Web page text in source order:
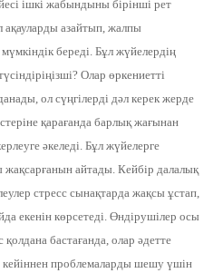
ішкі жабындыны бірінші рет
ақауларды азайтып, жалпы
береді. Бұл жүйелердің
Олар өркениетті
ол сүңгілерді дәл керек жерде
қарағанда барлық жағынан
әкеледі. Бұл жүйелерге
жақсарғанын айтады. Кейбір далалық
стресс сынақтарда жақсы ұстап,
екенін көрсетеді. Өндірушілер осы
бастағанда, олар әдетте
проблемаларды шешу үшін